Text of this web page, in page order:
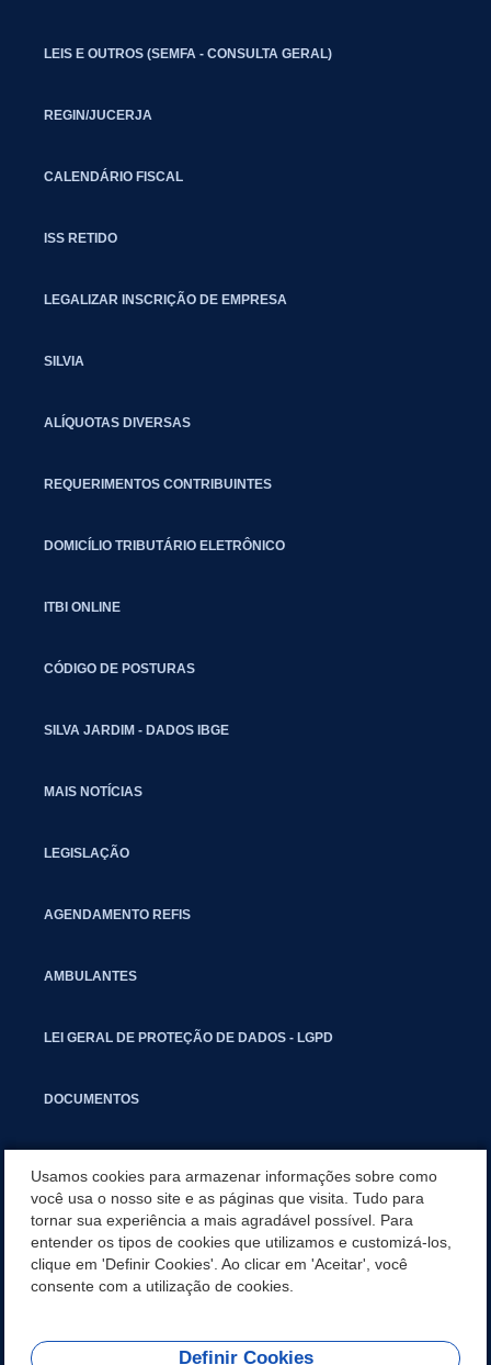
LEIS E OUTROS (SEMFA - CONSULTA GERAL)
REGIN/JUCERJA
CALENDÁRIO FISCAL
ISS RETIDO
LEGALIZAR INSCRIÇÃO DE EMPRESA
SILVIA
ALÍQUOTAS DIVERSAS
REQUERIMENTOS CONTRIBUINTES
DOMICÍLIO TRIBUTÁRIO ELETRÔNICO
ITBI ONLINE
CÓDIGO DE POSTURAS
SILVA JARDIM - DADOS IBGE
MAIS NOTÍCIAS
LEGISLAÇÃO
AGENDAMENTO REFIS
AMBULANTES
LEI GERAL DE PROTEÇÃO DE DADOS - LGPD
DOCUMENTOS
COMITÊ GESTOR MUNICIPAL
GUIA RÁPIDO
Usamos cookies para armazenar informações sobre como
você usa o nosso site e as páginas que visita. Tudo para
tornar sua experiência a mais agradável possível. Para
entender os tipos de cookies que utilizamos e customizá-los,
clique em 'Definir Cookies'. Ao clicar em 'Aceitar', você
consente com a utilização de cookies.
Definir Cookies